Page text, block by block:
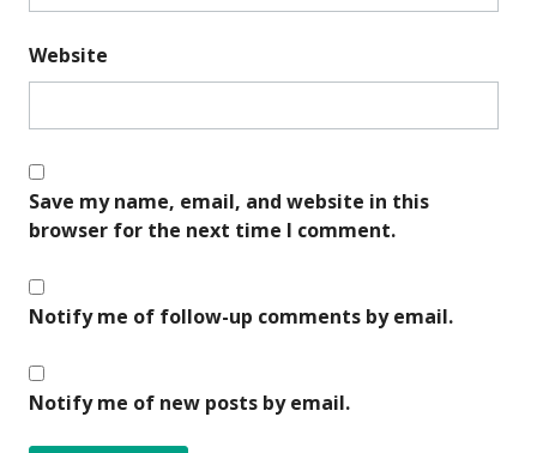
Website
Save my name, email, and website in this
browser for the next time I comment.
Notify me of follow-up comments by email.
Notify me of new posts by email.